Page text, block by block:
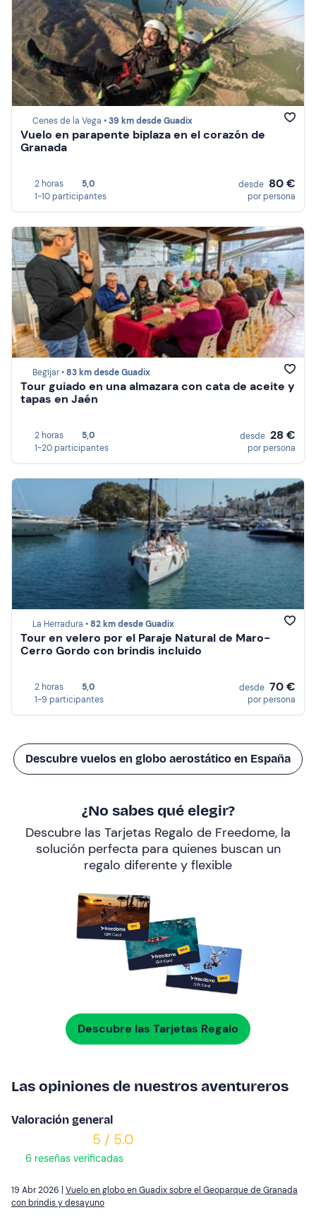
Cenes de la Vega •39 km desde Guadix
Vuelo en parapente biplaza en el corazón de
Granada
2 horas
5,0
1-10 participantes
desde 80 €
por persona
Begíjar •83 km desde Guadix
Tour guiado en una almazara con cata de aceite y
tapas en Jaén
2 horas
5,0
1-20 participantes
desde 28 €
por persona
La Herradura •82 km desde Guadix
Tour en velero por el Paraje Natural de Maro-
Cerro Gordo con brindis incluido
2 horas
5,0
1-9 participantes
desde 70 €
por persona
Descubre vuelos en globo aerostático en España
¿No sabes qué elegir?
Descubre las Tarjetas Regalo de Freedome, la
solución perfecta para quienes buscan un
regalo diferente y flexible
Descubre las Tarjetas Regalo
Las opiniones de nuestros aventureros
Valoración general
5 / 5.0
6 reseñas verificadas
19 Abr 2026 | Vuelo en globo en Guadix sobre el Geoparque de Granada
con brindis y desayuno